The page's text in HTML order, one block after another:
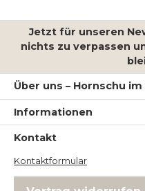
Jetzt für unseren
nichts zu verpassen
Über uns – Hornschu
Informationen
Kontakt
Kontaktformular